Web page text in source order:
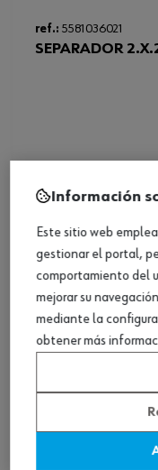
ref.: 5581036021
SEPARADOR
Información
Este sitio web
gestionar el portal,
comportamiento del
mejorar su
mediante la
obtener más